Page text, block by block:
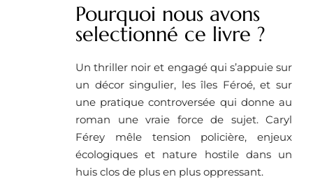
Pourquoi nous avons
selectionné ce livre ?
Un thriller noir et engagé qui s’appuie sur
un décor singulier, les îles Féroé, et sur
une pratique controversée qui donne au
roman une vraie force de sujet. Caryl
Férey mêle tension policière, enjeux
écologiques et nature hostile dans un
huis clos de plus en plus oppressant.